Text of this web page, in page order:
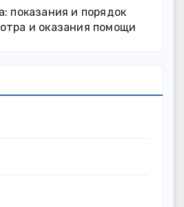
показания и порядок
и оказания помощи